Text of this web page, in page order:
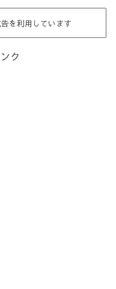
を利用しています
ク